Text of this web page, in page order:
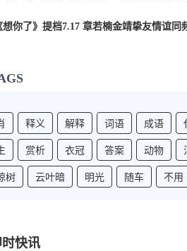
想你了》提档7.17 章若楠金靖挚友情谊同
释义 解释 词语 成语
赏析 衣冠 答案 动物
树
云叶暗 明光 随车 不用
时快讯